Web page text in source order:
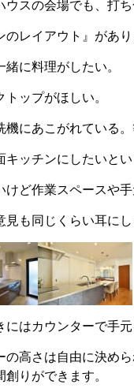
ウスの会場でも、打
のレイアウト』があり
緒に料理がしたい。
トップがほしい。
機にあこがれている。
キッチンにしたいと
けど作業スペースや
見も同じくらい耳にし
にはカウンターで手
の高さは自由に決め
創りができます。